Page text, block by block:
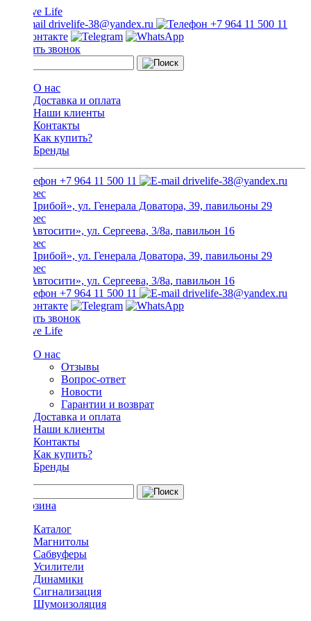
drivelife-38@yandex.ru +7 964 11 500 11
Заказать звонок
О нас
Доставка и оплата
Наши клиенты
Контакты
Как купить?
Бренды
+7 964 11 500 11 drivelife-38@yandex.ru
ТЦ «Прибой», ул. Генерала Доватора, 39, павильоны 29
ТЦ «Автосити», ул. Сергеева, 3/8а, павильон 16
ТЦ «Прибой», ул. Генерала Доватора, 39, павильоны 29
ТЦ «Автосити», ул. Сергеева, 3/8а, павильон 16
+7 964 11 500 11
drivelife-38@yandex.ru
Заказать звонок
О нас
Отзывы
Вопрос-ответ
Новости
Гарантии и возврат
Доставка и оплата
Наши клиенты
Контакты
Как купить?
Бренды
Каталог
Магнитолы
Сабвуферы
Усилители
Динамики
Сигнализация
Шумоизоляция